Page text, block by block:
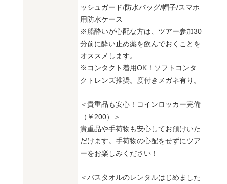
ッシュガード/防水バッグ/帽子/スマホ
用防水ケース
※船酔いが心配な方は、ツアー参加30
分前に酔い止め薬を飲んでおくことを
オススメします。
※コンタクト着用OK！ソフトコンタ
クトレンズ推奨。度付きメガネ有り。
＜貴重品も安心！コインロッカー完備
（￥200）＞
貴重品や手荷物も安心してお預けいた
だけます。手荷物の心配をせずにツア
ーをお楽しみください！
＜バスタオルのレンタルはじめました